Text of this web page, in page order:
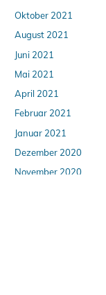
Oktober 2021
August 2021
Juni 2021
Mai 2021
April 2021
Februar 2021
Januar 2021
Dezember 2020
November 2020